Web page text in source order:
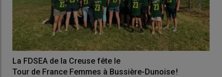
La FDSEA de la Creuse fête le
Tour de France Femmes à Bussière-Dunoise !